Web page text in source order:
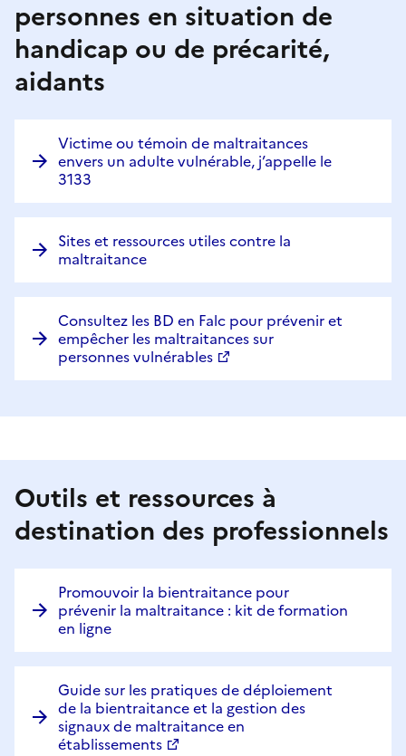
personnes en situation de
handicap ou de précarité,
aidants
Victime ou témoin de maltraitances
envers un adulte vulnérable, j’appelle le
3133
Sites et ressources utiles contre la
maltraitance
Consultez les BD en Falc pour prévenir et
empêcher les maltraitances sur
personnes vulnérables
Outils et ressources à
destination des professionnels
Promouvoir la bientraitance pour
prévenir la maltraitance : kit de formation
en ligne
Guide sur les pratiques de déploiement
de la bientraitance et la gestion des
signaux de maltraitance en
établissements